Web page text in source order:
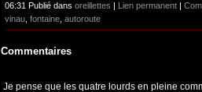
06:31 Publié dans oreillettes | Lien permanent |
vinau fontaine autoroute
Commentaires
Je pense que les quatre lourds en pleine